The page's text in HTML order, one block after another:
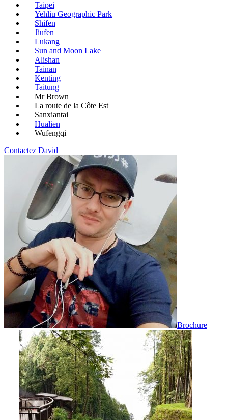
Taipei
Yehliu Geographic Park
Shifen
Jiufen
Lukang
Sun and Moon Lake
Alishan
Tainan
Kenting
Taitung
Mr Brown
La route de la Côte Est
Sanxiantai
Hualien
Wufengqi
Contactez David
Brochure